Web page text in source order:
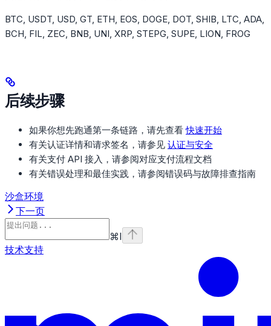
BTC, USDT, USD, GT, ETH, EOS, DOGE, DOT, SHIB, LTC, ADA,
BCH, FIL, ZEC, BNB, UNI, XRP, STEPG, SUPE, LION, FROG
后续步骤
如果你想先跑通第一条链路，请先查看快速开始
有关认证详情和请求签名，请参见 认证与安全
有关支付 API 接入，请参阅对应支付流程文档
有关错误处理和最佳实践，请参阅错误码与故障排查指南
沙盒环境
下一页
⌘I
技术支持